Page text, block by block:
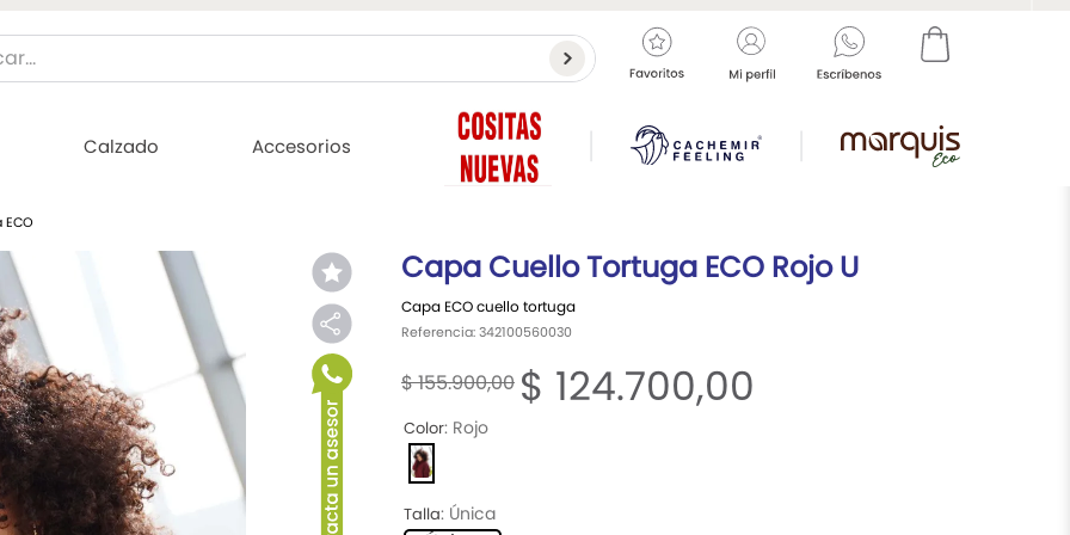
Buscar...
Calzado Accesorios
Capa Cuello Tortuga ECO Rojo U
Capa ECO cuello tortuga
Referencia:342100560030
$155.900,00 $ 124.700,00
Color: Rojo
Talla: Única